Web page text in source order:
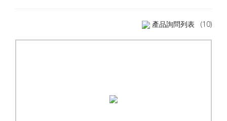
產品詢問列表 (10)